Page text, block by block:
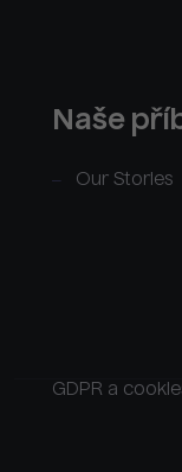
Naše
Our Stories
GDPR a